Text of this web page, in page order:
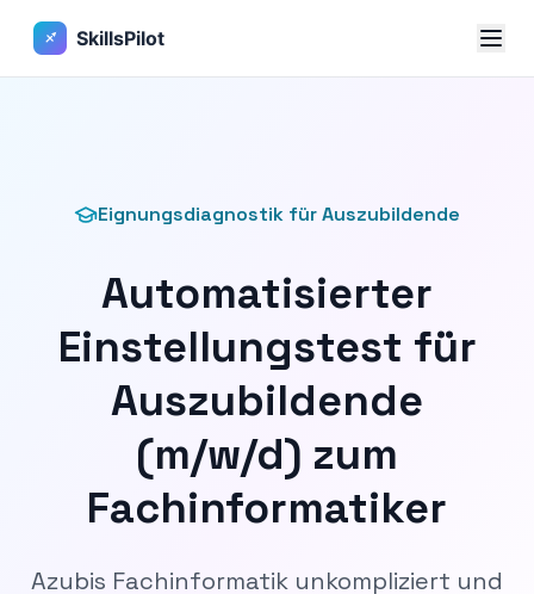
Eignungsdiagnostik für Auszubildende
Automatisierter
Einstellungstest für
Auszubildende
(m/w/d) zum
Fachinformatiker
Azubis Fachinformatik unkompliziert und